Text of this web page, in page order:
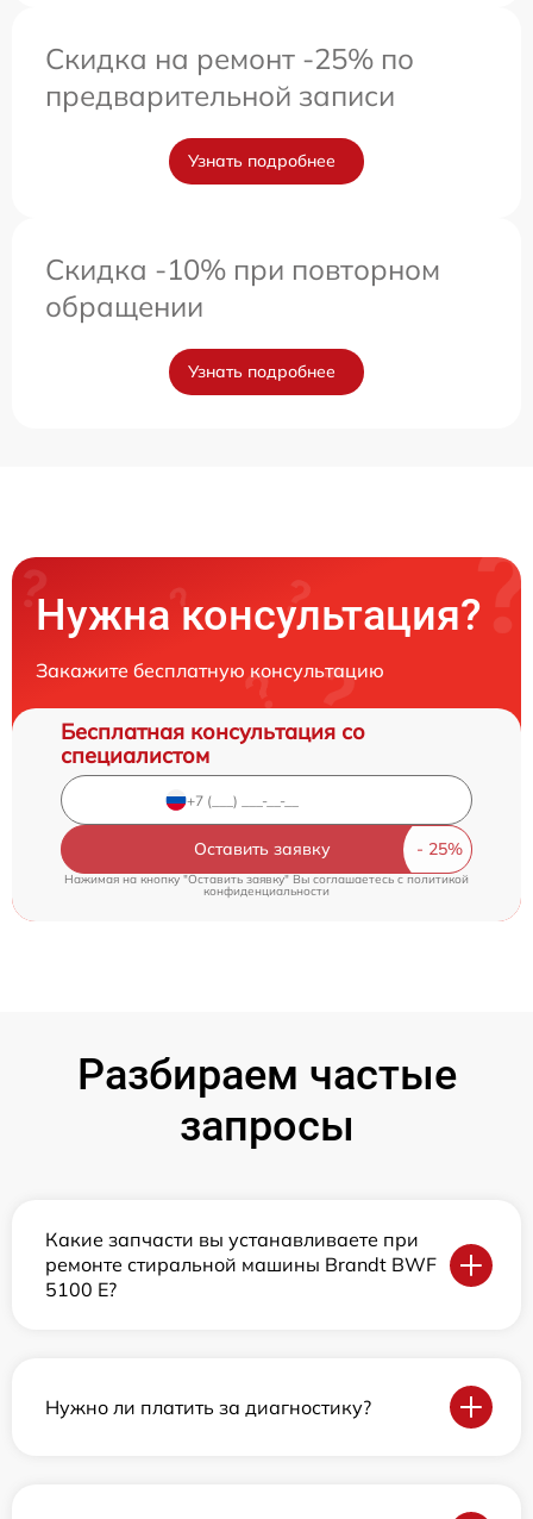
Скидка на ремонт -25% по
предварительной записи
Узнать подробнее
Скидка -10% при повторном
обращении
Узнать подробнее
Нужна консультация?
Закажите бесплатную консультацию
Бесплатная консультация со
специалистом
Оставить заявку
Нажимая на кнопку "Оставить заявку" Вы соглашаетесь c политикой
конфиденциальности
Разбираем частые
запросы
Какие запчасти вы устанавливаете при
ремонте стиральной машины Brandt BWF
5100 E?
Нужно ли платить за диагностику?